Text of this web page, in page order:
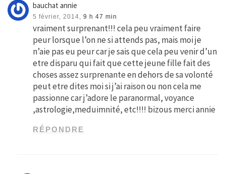
bauchat annie
5 février, 2014, 9 h 47 min
vraiment surprenant!!! cela peu vraiment faire
peur lorsque l’on ne si attends pas, mais moi je
n’aie pas eu peur car je sais que cela peu venir d’un
etre disparu qui fait que cette jeune fille fait des
choses assez surprenante en dehors de sa volonté
peut etre dites moi si j’ai raison ou non cela me
passionne car j’adore le paranormal, voyance
,astrologie,meduimnité, etc!!!! bizous merci annie
RÉPONDRE